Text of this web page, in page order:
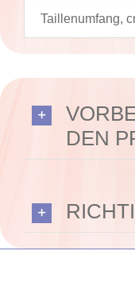
Taillenumfang,
DEN